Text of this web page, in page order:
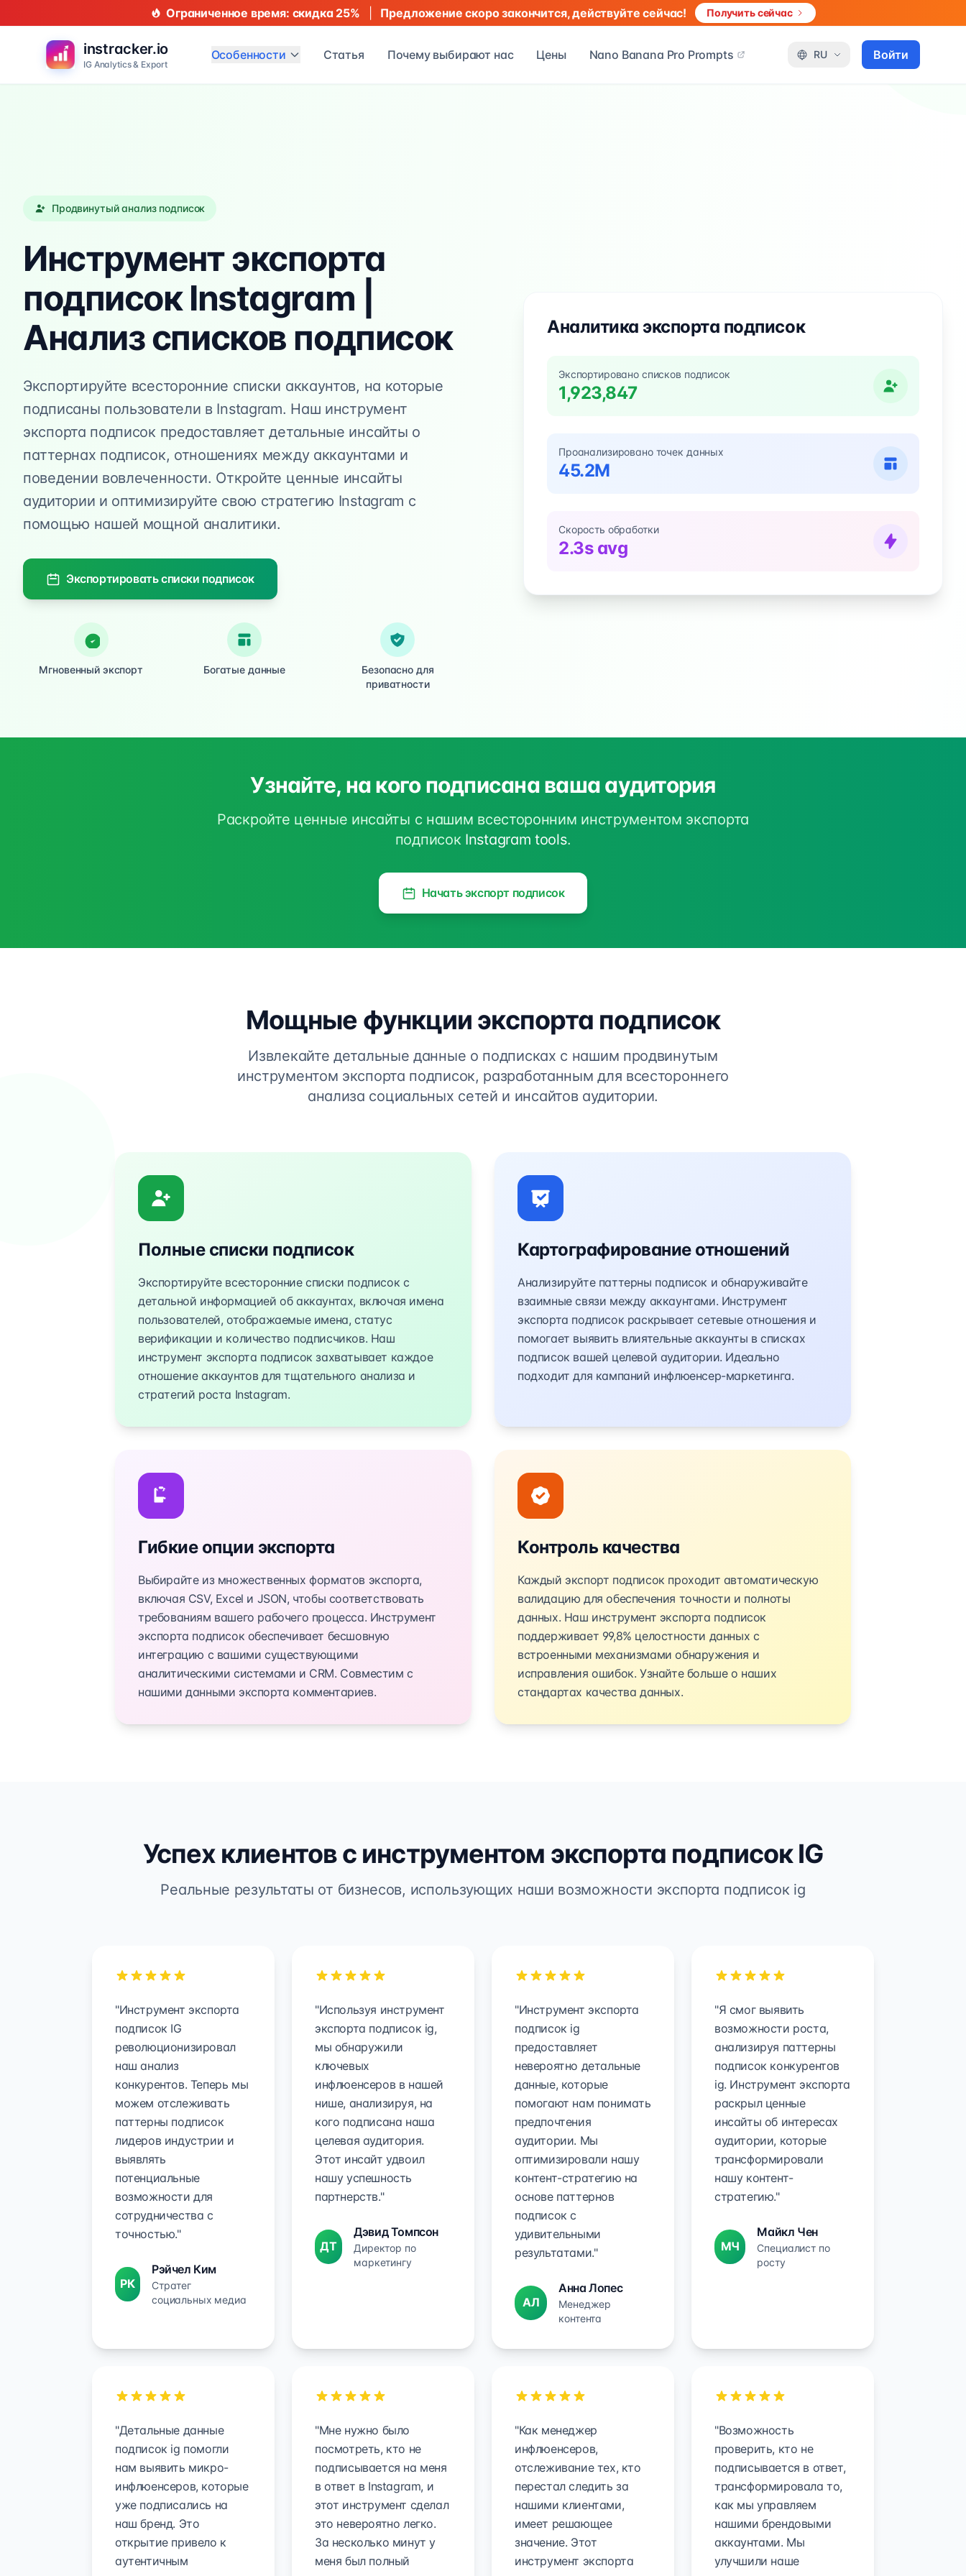
Ограниченное время: скидка 25% Предложение скоро закончится, действуйте сейчас! Получить сейчас
instracker.io
IG Analytics & Export
Особенности Статья Почему выбирают нас Цены Nano Banana Pro Prompts RU Войти
Продвинутый анализ подписок
Инструмент экспорта
подписок Instagram |
Анализ списков подписок
Экспортируйте всесторонние списки аккаунтов, на которые
подписаны пользователи в Instagram. Наш инструмент
экспорта подписок предоставляет детальные инсайты о
паттернах подписок, отношениях между аккаунтами и
поведении вовлеченности. Откройте ценные инсайты
аудитории и оптимизируйте свою стратегию Instagram с
помощью нашей мощной аналитики.
Экспортировать списки подписок
Мгновенный экспорт Богатые данные
Безопасно для
приватности
Аналитика экспорта подписок
Экспортировано списков подписок
1,923,847
Проанализировано точек данных
45.2M
Скорость обработки
2.3s avg
Узнайте, на кого подписана ваша аудитория
Раскройте ценные инсайты с нашим всесторонним инструментом экспорта
подписок Instagram tools.
Начать экспорт подписок
Мощные функции экспорта подписок
Извлекайте детальные данные о подписках с нашим продвинутым
инструментом экспорта подписок, разработанным для всестороннего
анализа социальных сетей и инсайтов аудитории.
Полные списки подписок
Экспортируйте всесторонние списки подписок с
детальной информацией об аккаунтах, включая имена
пользователей, отображаемые имена, статус
верификации и количество подписчиков. Наш
инструмент экспорта подписок захватывает каждое
отношение аккаунтов для тщательного анализа и
стратегий роста Instagram.
Картографирование отношений
Анализируйте паттерны подписок и обнаруживайте
взаимные связи между аккаунтами. Инструмент
экспорта подписок раскрывает сетевые отношения и
помогает выявить влиятельные аккаунты в списках
подписок вашей целевой аудитории. Идеально
подходит для кампаний инфлюенсер-маркетинга.
Гибкие опции экспорта
Выбирайте из множественных форматов экспорта,
включая CSV, Excel и JSON, чтобы соответствовать
требованиям вашего рабочего процесса. Инструмент
экспорта подписок обеспечивает бесшовную
интеграцию с вашими существующими
аналитическими системами и CRM. Совместим с
нашими данными экспорта комментариев.
Контроль качества
Каждый экспорт подписок проходит автоматическую
валидацию для обеспечения точности и полноты
данных. Наш инструмент экспорта подписок
поддерживает 99,8% целостности данных с
встроенными механизмами обнаружения и
исправления ошибок. Узнайте больше о наших
стандартах качества данных.
Успех клиентов с инструментом экспорта подписок IG
Реальные результаты от бизнесов, использующих наши возможности экспорта подписок ig
"Инструмент экспорта
подписок IG
революционизировал
наш анализ
конкурентов. Теперь мы
можем отслеживать
паттерны подписок
лидеров индустрии и
выявлять
потенциальные
возможности для
сотрудничества с
точностью."
РК
Рэйчел Ким
Стратег
социальных медиа
"Используя инструмент
экспорта подписок ig,
мы обнаружили
ключевых
инфлюенсеров в нашей
нише, анализируя, на
кого подписана наша
целевая аудитория.
Этот инсайт удвоил
нашу успешность
партнерств."
ДТ
Дэвид Томпсон
Директор по
маркетингу
"Инструмент экспорта
подписок ig
предоставляет
невероятно детальные
данные, которые
помогают нам понимать
предпочтения
аудитории. Мы
оптимизировали нашу
контент-стратегию на
основе паттернов
подписок с
удивительными
результатами."
АЛ
Анна Лопес
Менеджер
контента
"Я смог выявить
возможности роста,
анализируя паттерны
подписок конкурентов
ig. Инструмент экспорта
раскрыл ценные
инсайты об интересах
аудитории, которые
трансформировали
нашу контент-
стратегию."
МЧ
Майкл Чен
Специалист по
росту
"Детальные данные
подписок ig помогли
нам выявить микро-
инфлюенсеров, которые
уже подписались на
наш бренд. Это
открытие привело к
аутентичным
"Мне нужно было
посмотреть, кто не
подписывается на меня
в ответ в Instagram, и
этот инструмент сделал
это невероятно легко.
За несколько минут у
меня был полный
"Как менеджер
инфлюенсеров,
отслеживание тех, кто
перестал следить за
нашими клиентами,
имеет решающее
значение. Этот
инструмент экспорта
"Возможность
проверить, кто не
подписывается в ответ,
трансформировала то,
как мы управляем
нашими брендовыми
аккаунтами. Мы
улучшили наше